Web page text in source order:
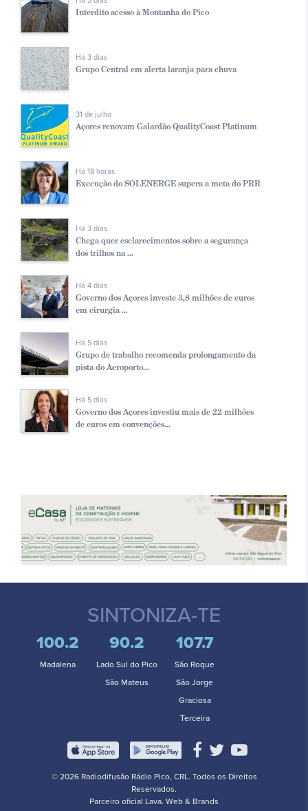
Interdito acesso à Montanha do Pico
Há 3 dias
Grupo Central em alerta laranja para chuva
31 de julho
Açores renovam Galardão QualityCoast Platinum
Há 18 horas
Execução do SOLENERGE supera a meta do PRR
Há 3 dias
Chega quer esclarecimentos sobre a segurança
dos trilhos na ...
Há 4 dias
Governo dos Açores investe 3,8 milhões de euros
em cirurgia ...
Há 5 dias
Grupo de trabalho recomenda prolongamento da
pista do Aeroporto...
Há 5 dias
Governo dos Açores investiu mais de 22 milhões
de euros em convenções...
SINTONIZA-TE
100.2
Madalena
90.2
Lado Sul do Pico
São Mateus
107.7
São Roque
São Jorge
Graciosa
Terceira
© 2026 Radiodifusão Rádio Pico, CRL. Todos os Direitos
Reservados.
Parceiro oficial Lava. Web & Brands